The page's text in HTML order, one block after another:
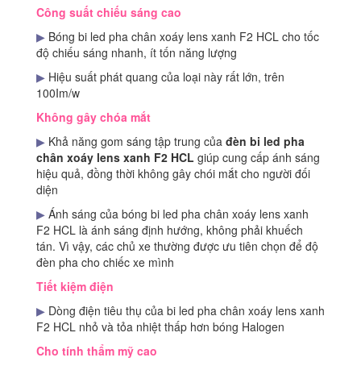
Công suất chiếu sáng cao
▶ Bóng bi led pha chân xoáy lens xanh F2 HCL cho tốc
độ chiếu sáng nhanh, ít tốn năng lượng
▶ Hiệu suất phát quang của loại này rất lớn, trên
100Im/w
Không gây chóa mắt
▶ Khả năng gom sáng tập trung của đèn bi led pha
chân xoáy lens xanh F2 HCL giúp cung cấp ánh sáng
hiệu quả, đồng thời không gây chói mắt cho người đối
diện
▶ Ánh sáng của bóng bi led pha chân xoáy lens xanh
F2 HCL là ánh sáng định hướng, không phải khuếch
tán. Vì vậy, các chủ xe thường được ưu tiên chọn để độ
đèn pha cho chiếc xe mình
Tiết kiệm điện
▶ Dòng điện tiêu thụ của bi led pha chân xoáy lens xanh
F2 HCL nhỏ và tỏa nhiệt thấp hơn bóng Halogen
Cho tính thẩm mỹ cao